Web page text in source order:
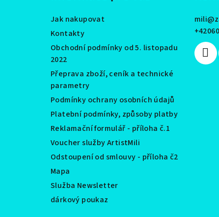
Jak nakupovat
Kontakty
Obchodní podmínky od 5. listopadu
2022
Přeprava zboží, ceník a technické
parametry
Podmínky ochrany osobních údajů
Platební podmínky, způsoby platby
Reklamační formulář - příloha č.1
Voucher služby ArtistMili
Odstoupení od smlouvy - příloha č2
Mapa
Služba Newsletter
dárkový poukaz
mili@